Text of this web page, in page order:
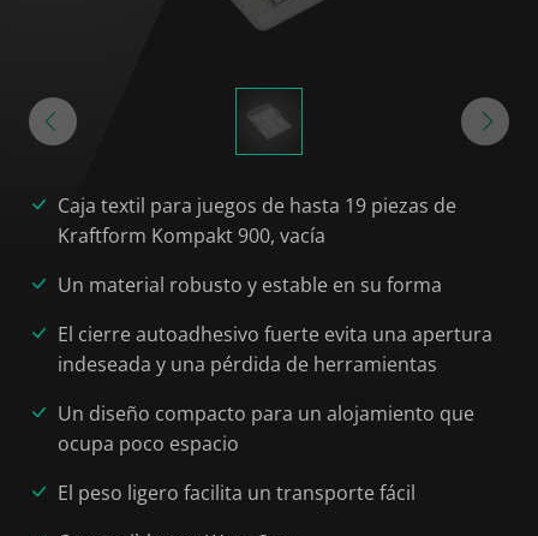
Caja textil para juegos de hasta 19 piezas de
Kraftform Kompakt 900, vacía
Un material robusto y estable en su forma
El cierre autoadhesivo fuerte evita una apertura
indeseada y una pérdida de herramientas
Un diseño compacto para un alojamiento que
ocupa poco espacio
El peso ligero facilita un transporte fácil